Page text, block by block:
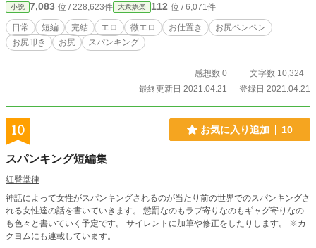
小説 7,083 位 / 228,623件 大衆娯楽 112 位 / 6,071件
日常 短編 完結 エロ 微エロ お仕置き
お尻ペンペン
お尻叩き
お尻 スパンキング
感想数 0
文字数 10,324
最終更新日 2021.04.21
登録日 2021.04.21
10 お気に入り追加 10
スパンキング短編集
紅臀堂律
神話によって女性がスパンキングされるのが当たり前の世界でのスパンキングさ
れる女性達の話を書いていきます。 懲罰なのもラブ寄りなのもギャグ寄りなの
も色々と書いていく予定です。 サイレントに加筆や修正をしたりします。 ※カ
クヨムにも連載しています。